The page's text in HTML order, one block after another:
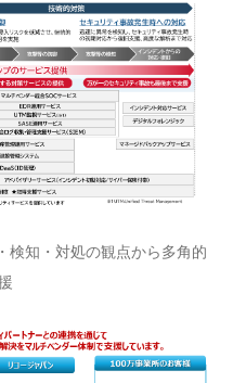
検知・対処の観点から多角的